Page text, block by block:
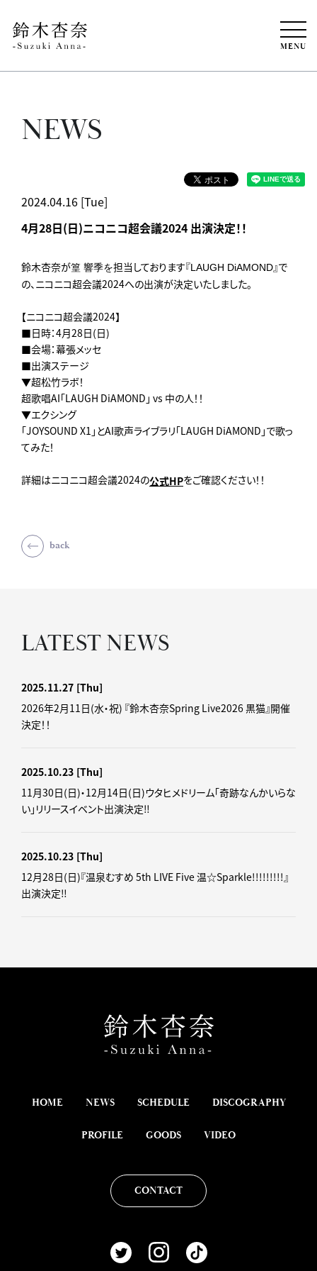
MENU
NEWS
2024.04.16 [Tue]
4月28日(日)ニコニコ超会議2024 出演決定！！
鈴木杏奈が篁 響季を担当しております『LAUGH DiAMOND』で
の、ニコニコ超会議2024への出演が決定いたしました。
【ニコニコ超会議2024】
■日時：4月28日(日)
■会場：幕張メッセ
■出演ステージ
▼超松竹ラボ！
超歌唱AI「LAUGH DiAMOND」 vs 中の人！！
▼エクシング
「JOYSOUND X1」とAI歌声ライブラリ「LAUGH DiAMOND」で歌っ
てみた！
詳細はニコニコ超会議2024の公式HPをご確認ください！！
back
LATEST NEWS
2025.11.27 [Thu]
2026年2月11日(水・祝) 『鈴木杏奈Spring Live2026 黒猫』開催
決定！！
2025.10.23 [Thu]
11月30日(日)・12月14日(日)ウタヒメドリーム「奇跡なんかいらな
い」リリースイベント出演決定‼
2025.10.23 [Thu]
12月28日(日)『温泉むすめ 5th LIVE Five 温☆Sparkle!!!!!!!!!』
出演決定‼
HOME NEWS SCHEDULE DISCOGRAPHY
PROFILE GOODS VIDEO
CONTACT